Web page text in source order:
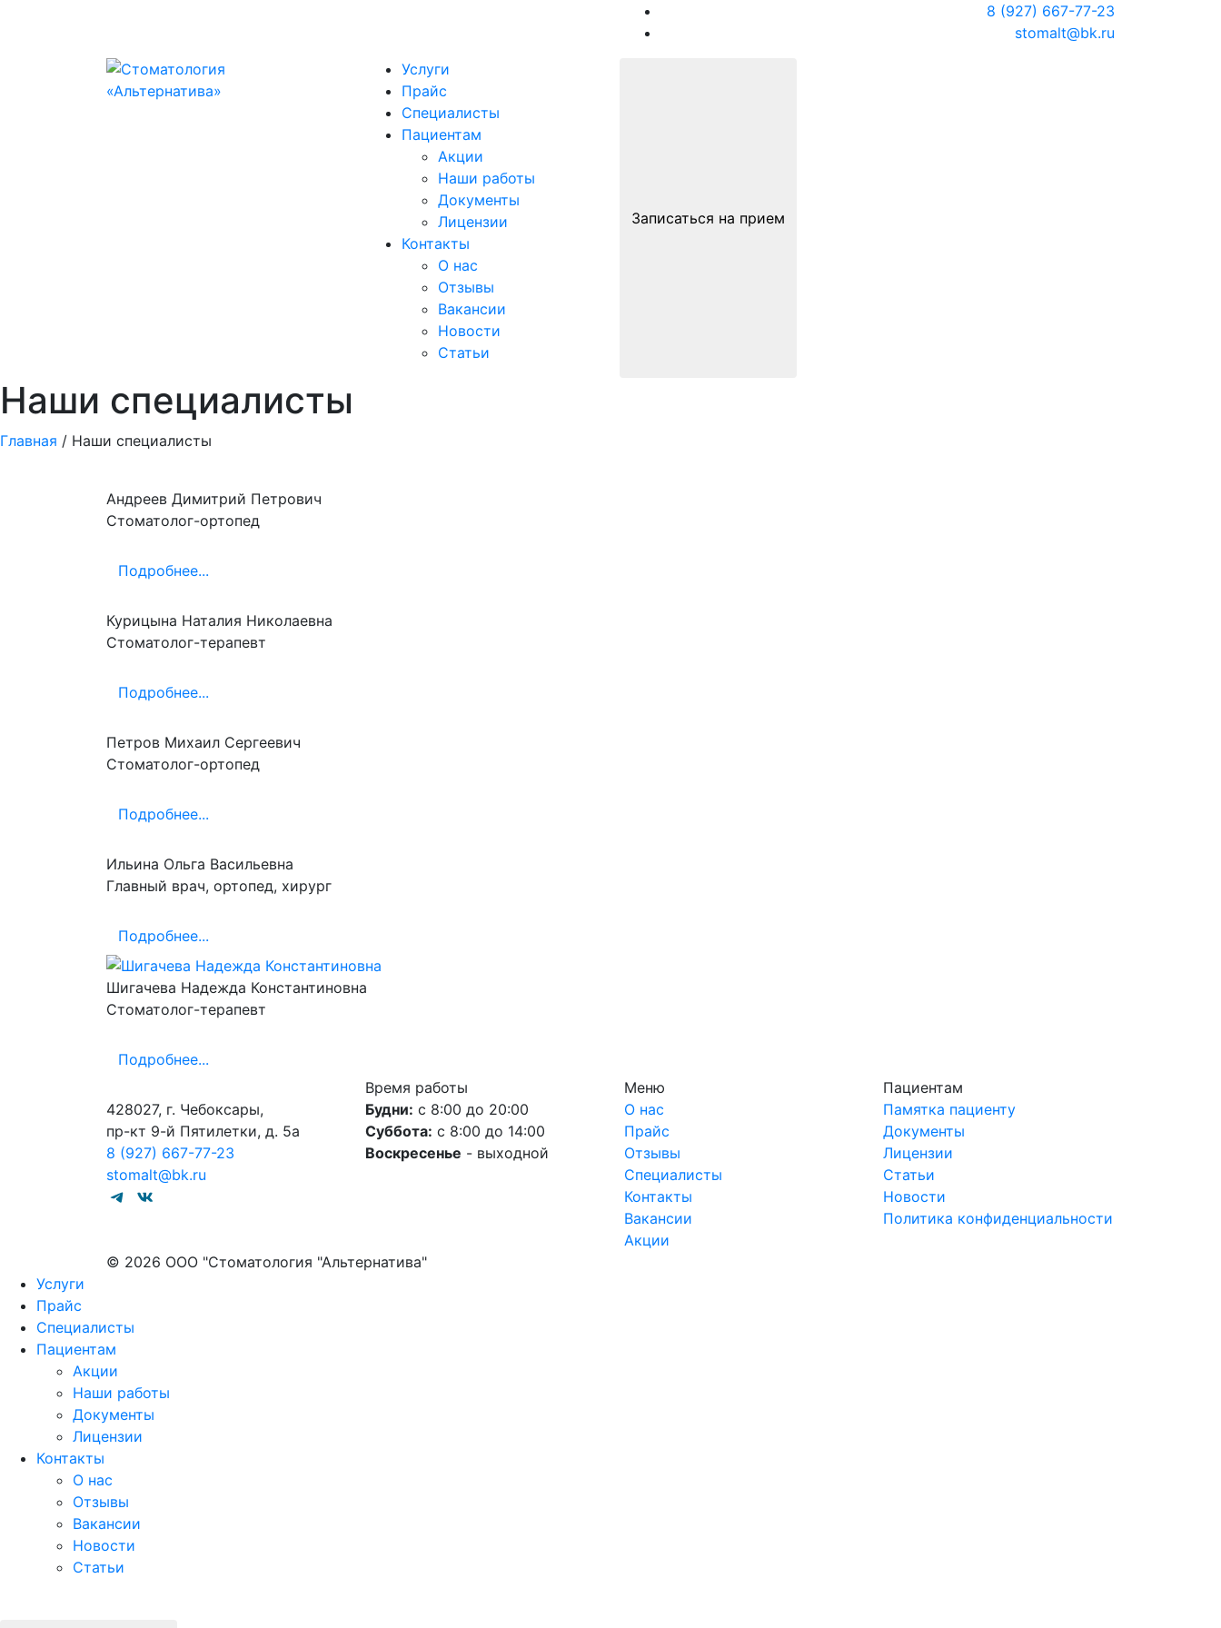
8 (927) 667-77-23
stomalt@bk.ru
Услуги
Прайс
Специалисты
Пациентам
Акции
Наши работы
Документы
Лицензии
Контакты
О нас
Отзывы
Вакансии
Новости
Статьи
Записаться на прием
Наши специалисты
Главная / Наши специалисты
Андреев Димитрий Петрович
Стоматолог-ортопед
Подробнее...
Курицына Наталия Николаевна
Стоматолог-терапевт
Подробнее...
Петров Михаил Сергеевич
Стоматолог-ортопед
Подробнее...
Ильина Ольга Васильевна
Главный врач, ортопед, хирург
Подробнее...
Шигачева Надежда Константиновна
Стоматолог-терапевт
Подробнее...
428027, г. Чебоксары,
пр-кт 9-й Пятилетки, д. 5а
8 (927) 667-77-23
stomalt@bk.ru
Время работы
Будни: с 8:00 до 20:00
Суббота: с 8:00 до 14:00
Воскресенье - выходной
Меню
О нас
Прайс
Отзывы
Специалисты
Контакты
Вакансии
Акции
Пациентам
Памятка пациенту
Документы
Лицензии
Статьи
Новости
Политика конфиденциальности
© 2026 ООО "Стоматология "Альтернатива"
Услуги
Прайс
Специалисты
Пациентам
Акции
Наши работы
Документы
Лицензии
Контакты
О нас
Отзывы
Вакансии
Новости
Статьи